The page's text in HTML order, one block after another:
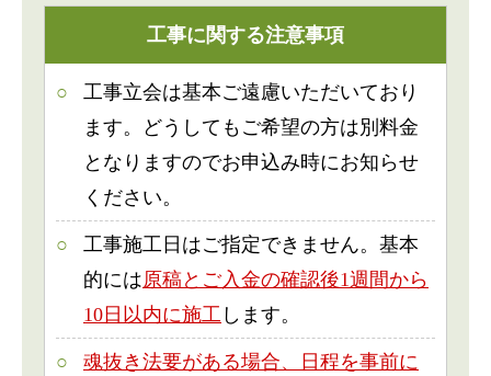
工事に関する注意事項
工事立会は基本ご遠慮いただいており
ます。どうしてもご希望の方は別料金
となりますのでお申込み時にお知らせ
ください。
工事施工日はご指定できません。基本
的には原稿とご入金の確認後1週間から
10日以内に施工 します。
魂抜き法要がある場合、日程を事前に